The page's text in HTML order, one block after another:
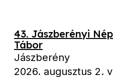
43. Jászberényi
Tábor
Jászberény
2026. augusztus 2.